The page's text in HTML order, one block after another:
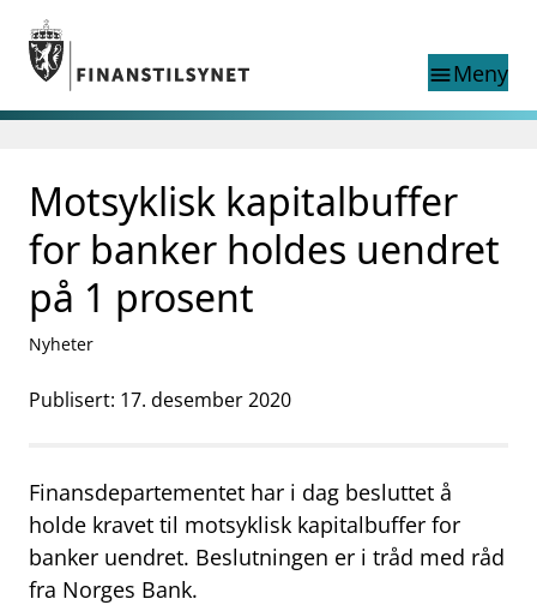
Gå til hovedinnhold
Gå til søkesiden
menuMeny
nettstedet
language
English
exist in English
English home page
Tilsyn
Aktuelt
Finanstilsynets registre
mail_outlineKontakt oss
work_outline Jobb hos oss
Motsyklisk kapitalbuffer
for banker holdes uendret
på 1 prosent
Nyheter
Publisert: 17. desember 2020
Finansdepartementet har i dag besluttet å
holde kravet til motsyklisk kapitalbuffer for
banker uendret. Beslutningen er i tråd med råd
fra Norges Bank.